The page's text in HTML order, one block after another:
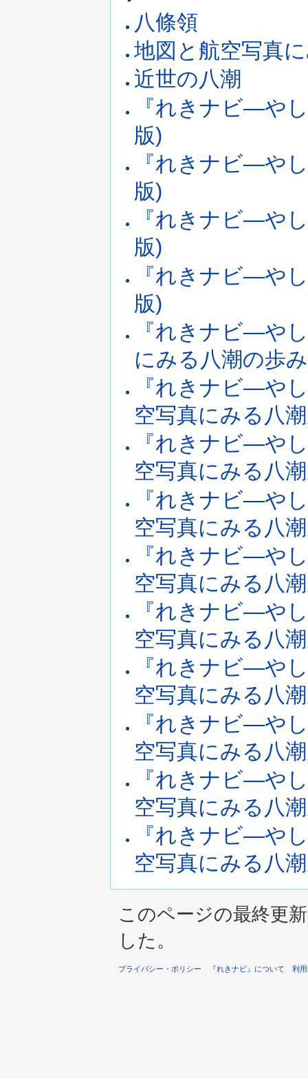
八條領
地図と航空写真
近世の八潮
『れきナビ―や
版)
『れきナビ―や
版)
『れきナビ―や
版)
『れきナビ―や
版)
『れきナビ―や
にみる八潮の歩
『れきナビ―や
空写真にみる八
『れきナビ―や
空写真にみる八
『れきナビ―や
空写真にみる八
『れきナビ―や
空写真にみる八
『れきナビ―や
空写真にみる八
『れきナビ―や
空写真にみる八
『れきナビ―や
空写真にみる八
『れきナビ―や
空写真にみる八
『れきナビ―や
空写真にみる八
このページの最終更
した。
プライバシー・ポリシー 『れきナビ』について 利